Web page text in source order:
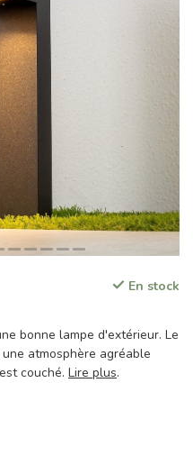
En stock
bonne lampe d'extérieur. Le
atmosphère agréable
couché. Lire plus.